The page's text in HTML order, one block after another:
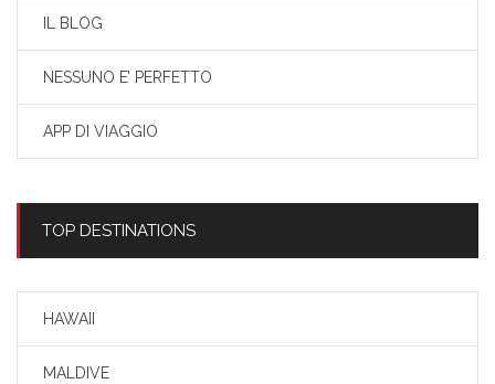
IL BLOG
NESSUNO E’ PERFETTO
APP DI VIAGGIO
TOP DESTINATIONS
HAWAII
MALDIVE